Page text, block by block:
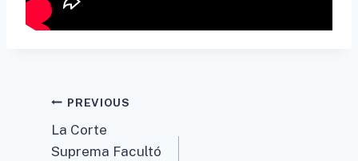
Post
navigation
PREVIOUS
La Corte
Suprema Facultó